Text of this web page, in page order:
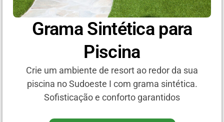
Grama Sintética para
Piscina
Crie um ambiente de resort ao redor da sua
piscina no Sudoeste I com grama sintética.
Sofisticação e conforto garantidos